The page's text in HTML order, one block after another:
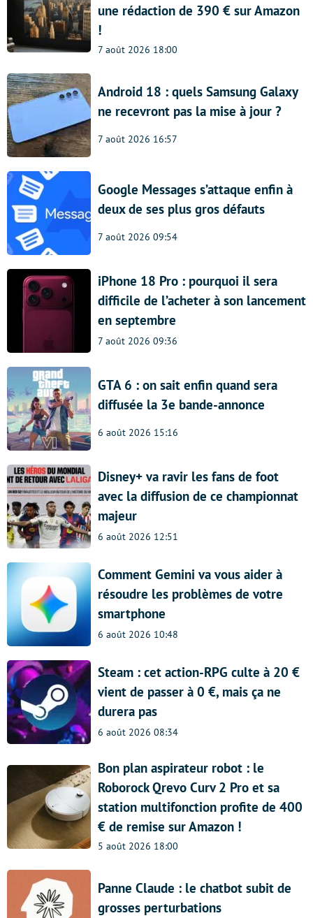
une rédaction de 390 € sur Amazon
!
7 août 2026 18:00
Android 18 : quels Samsung Galaxy
ne recevront pas la mise à jour ?
7 août 2026 16:57
Google Messages s’attaque enfin à
deux de ses plus gros défauts
7 août 2026 09:54
iPhone 18 Pro : pourquoi il sera
difficile de l’acheter à son lancement
en septembre
7 août 2026 09:36
GTA 6 : on sait enfin quand sera
diffusée la 3e bande-annonce
6 août 2026 15:16
Disney+ va ravir les fans de foot
avec la diffusion de ce championnat
majeur
6 août 2026 12:51
Comment Gemini va vous aider à
résoudre les problèmes de votre
smartphone
6 août 2026 10:48
Steam : cet action-RPG culte à 20 €
vient de passer à 0 €, mais ça ne
durera pas
6 août 2026 08:34
Bon plan aspirateur robot : le
Roborock Qrevo Curv 2 Pro et sa
station multifonction profite de 400
€ de remise sur Amazon !
5 août 2026 18:00
Panne Claude : le chatbot subit de
grosses perturbations